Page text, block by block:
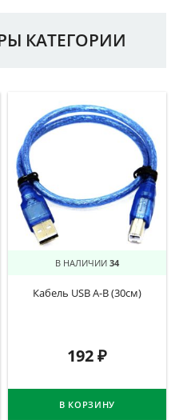
КАТЕГОРИИ
В НАЛИЧИИ 34
Кабель USB A-B (30см)
192₽
В КОРЗИНУ